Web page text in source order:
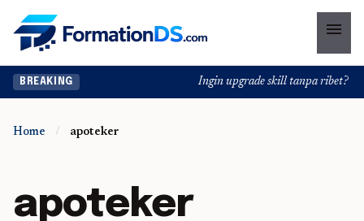
menu
BREAKING Ingin upgrade skill tanpa ribet?
Home / apoteker
apoteker